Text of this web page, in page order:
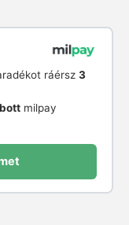
ráérsz 3
milpay